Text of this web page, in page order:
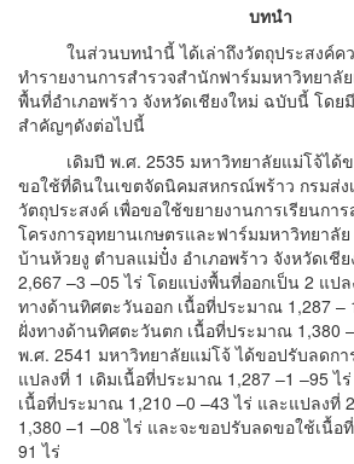
บทนำ
ในส่วนบทนำนี้ ได้เล่าถึงวัตถุประสงค์คว
ทำรายงานการสำรวจสำนักฟาร์มมหาวิทยาลั
พื้นที่อำเภอพร้าว จังหวัดเชียงใหม่ ฉบับนี้ โดย
สำคัญๆดังต่อไปนี้
เดิมปี พ.ศ. 2535 มหาวิทยาลัยแม่โจ้ได้ข
ขอใช้ที่ดินในเขตจัดนิคมสหกรณ์พร้าว กรมส่
วัตถุประสงค์ เพื่อขอใช้ขยายงานการเรียนกา
โครงการอุทยานเกษตรและฟาร์มมหาวิทยาลั
บ้านห้วยงู ตำบลแม่ปั๋ง อำเภอพร้าว จังหวัดเชี
2,667 –3 –05 ไร่ โดยแบ่งพื้นที่ออกเป็น 2 แป
ทางด้านทิศตะวันออก เนื้อที่ประมาณ 1,287 –
ฝั่งทางด้านทิศตะวันตก เนื้อที่ประมาณ 1,380
พ.ศ. 2541 มหาวิทยาลัยแม่โจ้ ได้ขอปรับลดก
แปลงที่ 1 เดิมเนื้อที่ประมาณ 1,287 –1 –95
เนื้อที่ประมาณ 1,210 –0 –43 ไร่ และแปลงที่
1,380 –1 –08 ไร่ และจะขอปรับลดขอใช้เนื้อ
91 ไร่